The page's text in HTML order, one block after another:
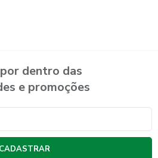
dentro das
e promoções
CADASTRAR